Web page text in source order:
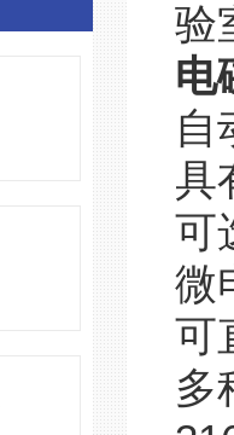
验
电
自
具
可
微
可
多